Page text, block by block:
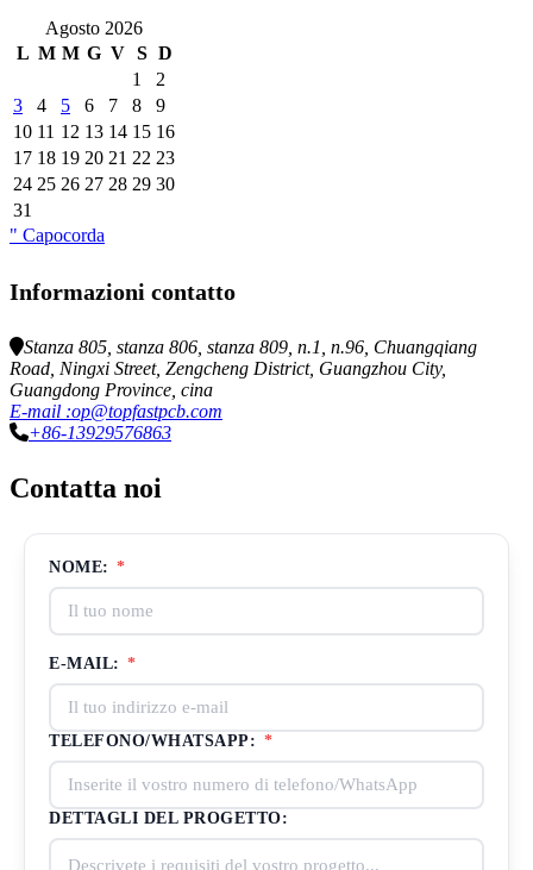
Agosto 2026
L M M G V S D
1
2
3
4 5 6 7 8
9
10 11 12 13 14 15 16
17 18 19 20 21 22 23
24 25 26 27 28 29 30
31
" Capocorda
Informazioni contatto
Stanza 805, stanza 806, stanza 809, n.1, n.96, Chuangqiang
Road, Ningxi Street, Zengcheng District, Guangzhou City,
Guangdong Province, cina
E-mail :op@topfastpcb.com
+86-13929576863
Contatta noi
NOME: *
E-MAIL: *
TELEFONO/WHATSAPP: *
DETTAGLI DEL PROGETTO: